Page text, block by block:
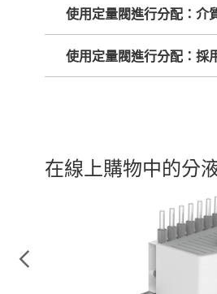
使用定量閥進行分配：介
使用定量閥進行分配：採
在線上購物中的分